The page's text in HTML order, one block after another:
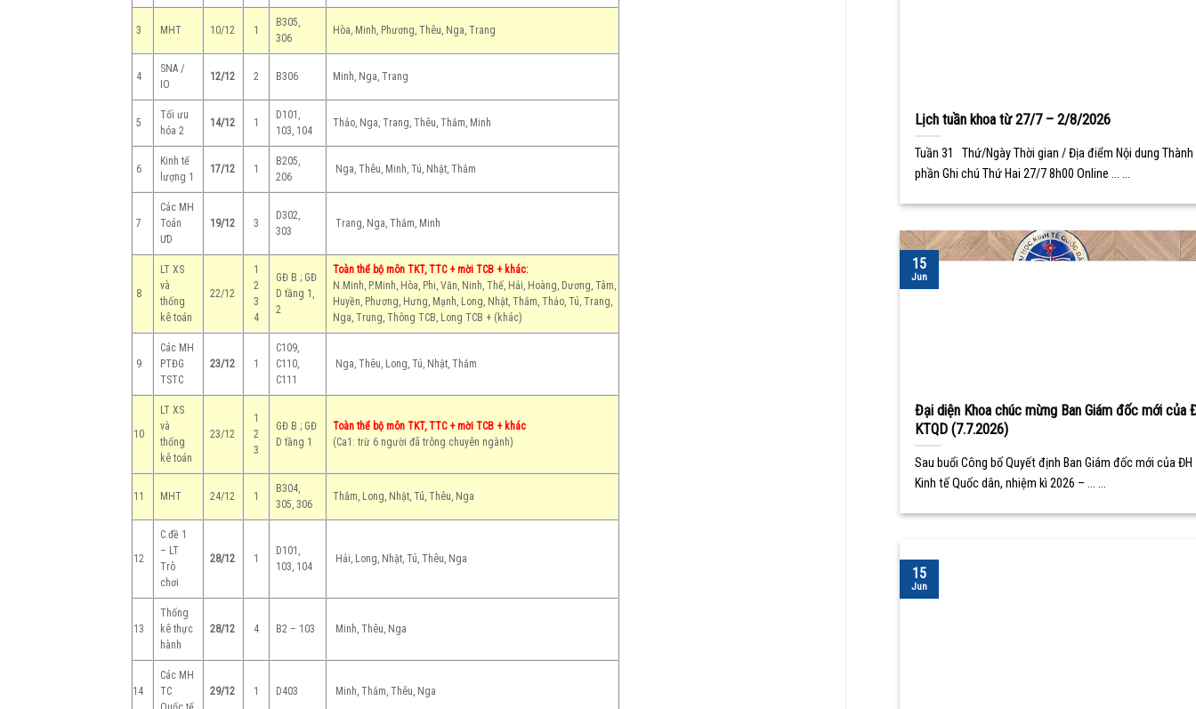
3 MHT 10/12 1
B305,
306
Hòa, Minh, Phương, Thêu, Nga, Trang
4
SNA /
IO
12/12 2 B306 Minh, Nga, Trang
5
Tối ưu
hóa 2
14/12 1
D101,
103, 104
Thảo, Nga, Trang, Thêu, Thắm, Minh
6
Kinh tế
lượng 1
17/12 1
B205,
206
Nga, Thêu, Minh, Tú, Nhật, Thắm
7
Các MH
Toán
ƯD
19/12 3
D302,
303
Trang, Nga, Thắm, Minh
8
LT XS
và
thống
kê toán
22/12
1
2
3
4
GĐ B ; GĐ
D tầng 1,
2
Toàn thể bộ môn TKT, TTC + mời TCB + khác:
N.Minh, P.Minh, Hòa, Phi, Văn, Ninh, Thế, Hải, Hoàng, Dương, Tâm,
Huyền, Phương, Hưng, Mạnh, Long, Nhật, Thắm, Thảo, Tú, Trang,
Nga, Trung, Thông TCB, Long TCB + (khác)
9
Các MH
PTĐG
TSTC
23/12 1
C109,
C110,
C111
Nga, Thêu, Long, Tú, Nhật, Thắm
10
LT XS
và
thống
kê toán
23/12
1
2
3
GĐ B ; GĐ
D tầng 1
Toàn thể bộ môn TKT, TTC + mời TCB + khác
(Ca1: trừ 6 người đã trông chuyên ngành)
11 MHT 24/12 1
B304,
305, 306
Thắm, Long, Nhật, Tú, Thêu, Nga
12
C.đề 1
– LT
Trò
chơi
28/12 1
D101,
103, 104
Hải, Long, Nhật, Tú, Thêu, Nga
13
Thống
kê thực
hành
28/12 4 B2 – 103 Minh, Thêu, Nga
14
Các MH
TC
29/12 1 D403 Minh, Thắm, Thêu, Nga
Lịch tuần khoa từ 27/7 – 2/8/2026
Tuần 31 Thứ/Ngày Thời gian / Địa điểm Nội dung Thành
phần Ghi chú Thứ Hai 27/7 8h00 Online ... ...
Đại diện Khoa chúc mừng Ban Giám đốc mới của
KTQD (7.7.2026)
Sau buổi Công bố Quyết định Ban Giám đốc mới của ĐH
Kinh tế Quốc dân, nhiệm kì 2026 – ... ...
15
Jun
15
Jun